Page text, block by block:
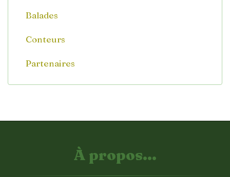
Balades
Conteurs
Partenaires
À propos...